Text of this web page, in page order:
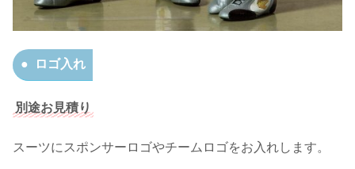
ロゴ入れ
別途お見積り
スーツにスポンサーロゴやチームロゴをお入れします。